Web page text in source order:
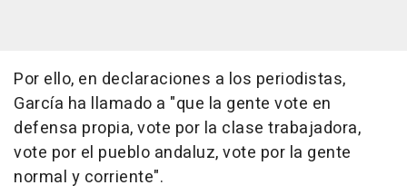
Por ello, en declaraciones a los periodistas,
García ha llamado a "que la gente vote en
defensa propia, vote por la clase trabajadora,
vote por el pueblo andaluz, vote por la gente
normal y corriente".